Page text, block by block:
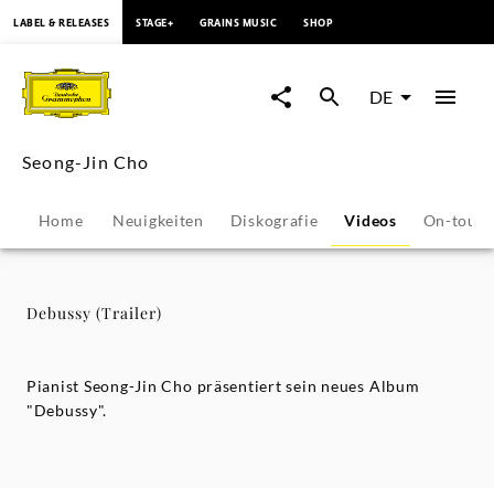
Debussy
(Trailer)
Seong-
Jin
Cho
Deutsche
LABEL & RELEASES STAGE+ GRAINS MUSIC SHOP
DE
Seong-Jin Cho
Home Neuigkeiten Diskografie Videos On-tour
Debussy (Trailer)
Pianist Seong-Jin Cho präsentiert sein neues Album
"Debussy".